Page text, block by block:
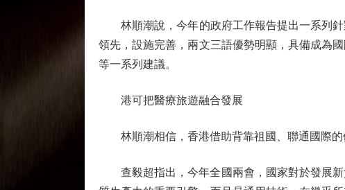
林順潮說，今年的政府工作報告提出一系列針
領先，設施完善，兩文三語優勢明顯，具備成為
等一系列建議。
港可把醫療旅遊融合發展
林順潮相信，香港借助背靠祖國、聯通國際的
查毅超指出，今年全國兩會，國家對於發展新